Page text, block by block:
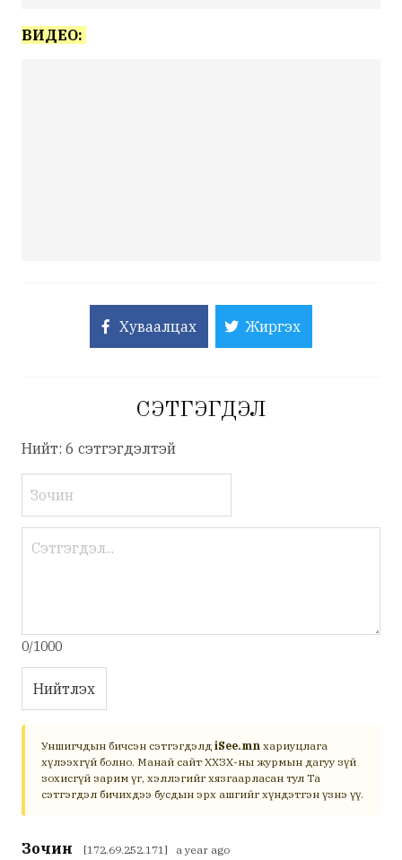
ВИДЕО:
Хуваалцах Жиргэх
СЭТГЭГДЭЛ
Нийт: 6 сэтгэгдэлтэй
0/1000
Нийтлэх
Уншигчдын бичсэн сэтгэгдэлд iSee.mn хариуцлага
хүлээхгүй болно. Манай сайт ХХЗХ-ны журмын дагуу зүй
зохисгүй зарим үг, хэллэгийг хязгаарласан тул Та
сэтгэгдэл бичихдээ бусдын эрх ашгийг хүндэтгэн үзнэ үү.
Зочин [172.69.252.171] a year ago